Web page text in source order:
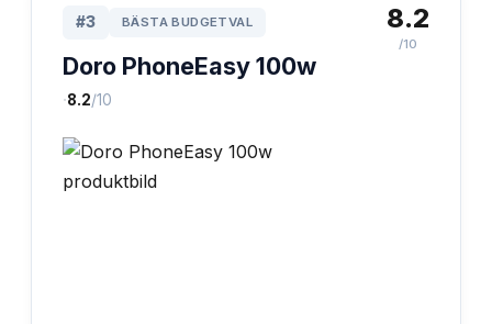
#3 BÄSTA BUDGETVAL
Doro PhoneEasy 100w
·8.2/10
8.2
/10